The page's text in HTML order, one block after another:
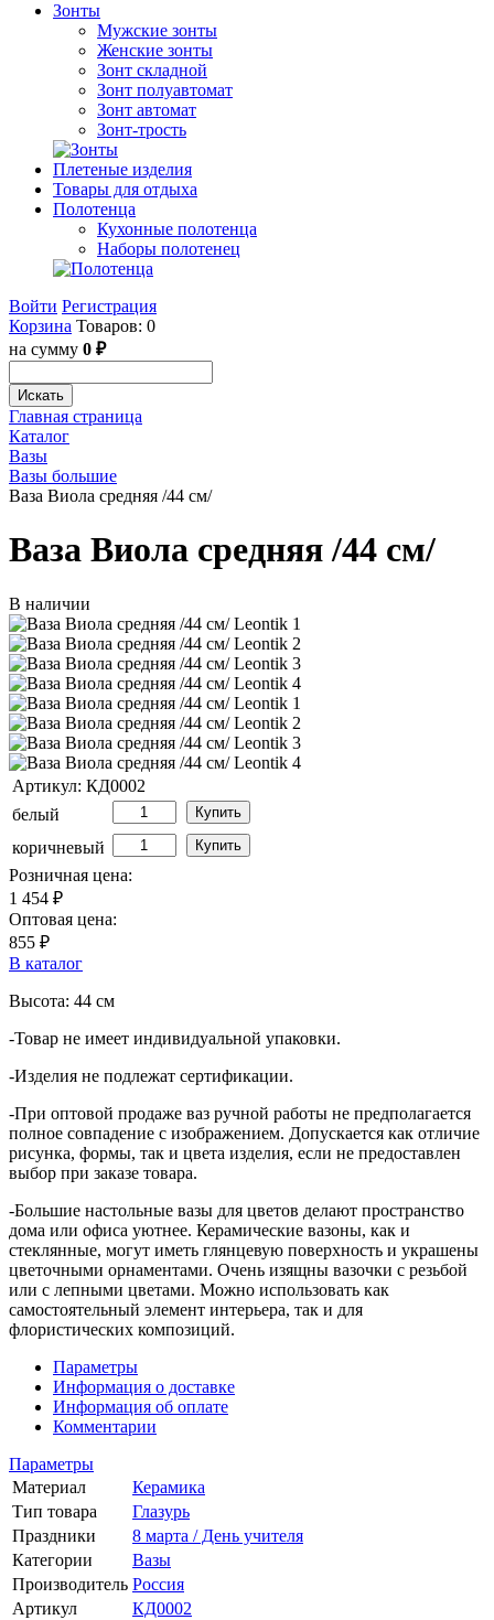
Зонты
Мужские зонты
Женские зонты
Зонт складной
Зонт полуавтомат
Зонт автомат
Зонт-трость
Плетеные изделия
Товары для отдыха
Полотенца
Кухонные полотенца
Наборы полотенец
Войти Регистрация
Корзина Товаров: 0
на сумму 0 ₽
Искать
Главная страница
Каталог
Вазы
Вазы большие
Ваза Виола средняя /44 см/
Ваза Виола средняя /44 см/
В наличии
Артикул: КД0002
белый
Купить
коричневый Купить
Розничная цена:
1 454 ₽
Оптовая цена:
855 ₽
В каталог
Высота: 44 см
-Товар не имеет индивидуальной упаковки.
-Изделия не подлежат сертификации.
-При оптовой продаже ваз ручной работы не предполагается
полное совпадение с изображением. Допускается как отличие
рисунка, формы, так и цвета изделия, если не предоставлен
выбор при заказе товара.
-Большие настольные вазы для цветов делают пространство
дома или офиса уютнее. Керамические вазоны, как и
стеклянные, могут иметь глянцевую поверхность и украшены
цветочными орнаментами. Очень изящны вазочки с резьбой
или с лепными цветами. Можно использовать как
самостоятельный элемент интерьера, так и для
флористических композиций.
Параметры
Информация о доставке
Информация об оплате
Комментарии
Параметры
Материал
Керамика
Тип товара
Глазурь
Праздники
8 марта / День учителя
Категории
Вазы
Производитель Россия
Артикул
КД0002